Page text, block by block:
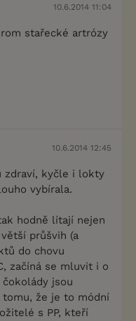
10.6.2014 11:04
stařecké artrózy
10.6.2014 12:45
zdraví, kyčle i lokty
vybírala.
hodně lítají nejen
průšvih (a
do chovu
začíná se mluvit i o
jsou
že je to módní
s PP, kteří